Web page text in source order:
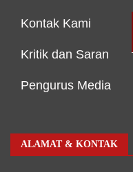
Kontak Kami
Kritik dan Saran
Pengurus Media
ALAMAT & KONTAK